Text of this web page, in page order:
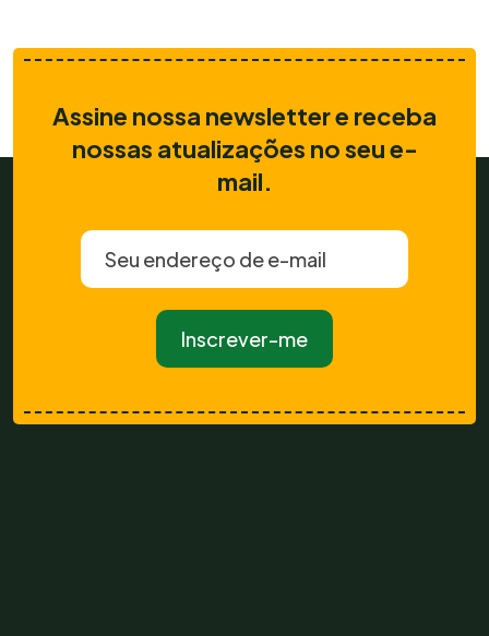
Assine nossa newsletter e receba
nossas atualizações no seu e-
mail.
Inscrever-me